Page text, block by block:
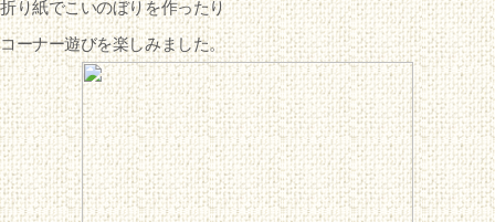
折り紙でこいのぼりを作ったり
コーナー遊びを楽しみました。